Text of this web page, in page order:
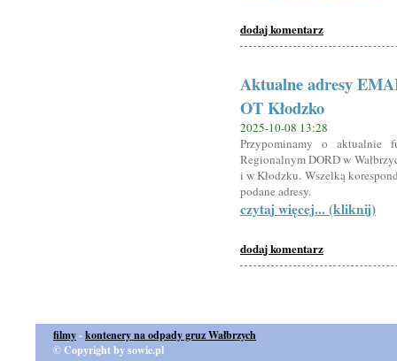
dodaj komentarz
Aktualne adresy
OT Kłodzko
2025-10-08 13:28
Przypominamy o aktualnie
Regionalnym DORD w
i w Kłodzku. Wszelką
podane adresy.
czytaj więcej... (kliknij)
dodaj komentarz
filmy-kontenery na odpady gruz Wałbrzych
© Copyright by sowie.pl